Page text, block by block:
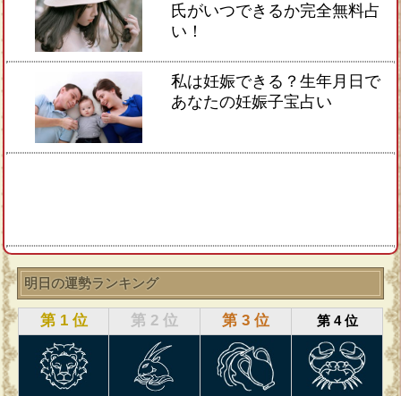
氏がいつできるか完全無料占
い！
私は妊娠できる？生年月日で
あなたの妊娠子宝占い
明日の運勢ランキング
第 1 位 第 2 位 第 3 位 第 4 位